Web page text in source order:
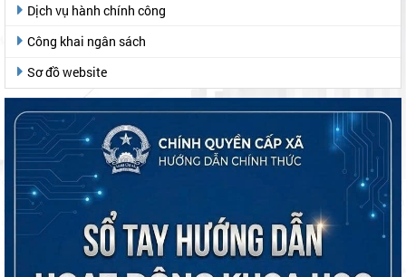
Dịch vụ hành chính công
Công khai ngân sách
Sơ đồ website